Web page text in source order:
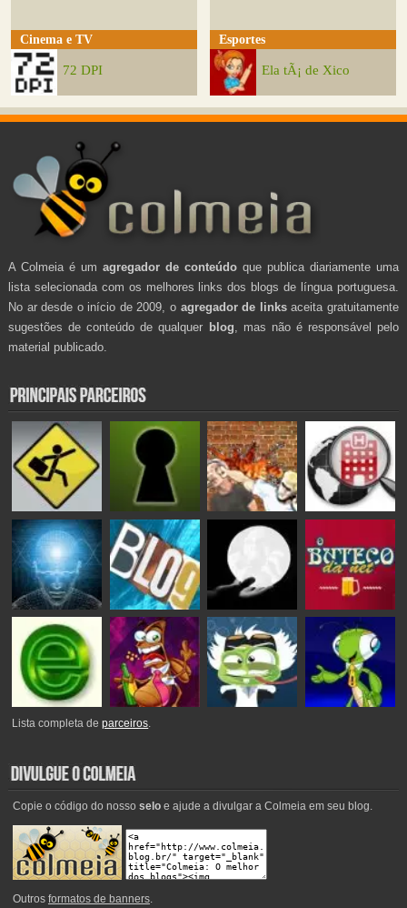
Cinema e TV
72 DPI
Esportes
Ela tÃ¡ de Xico
A Colmeia é um agregador de conteúdo que publica diariamente uma
lista selecionada com os melhores links dos blogs de língua portuguesa.
No ar desde o início de 2009, o agregador de linksaceita gratuitamente
sugestões de conteúdo de qualquer blog , mas não é responsável pelo
material publicado.
Lista completa deparceiros.
Copie o código do nosso seloe ajude a divulgar a Colmeia em seu blog.
Outros formatos de banners.